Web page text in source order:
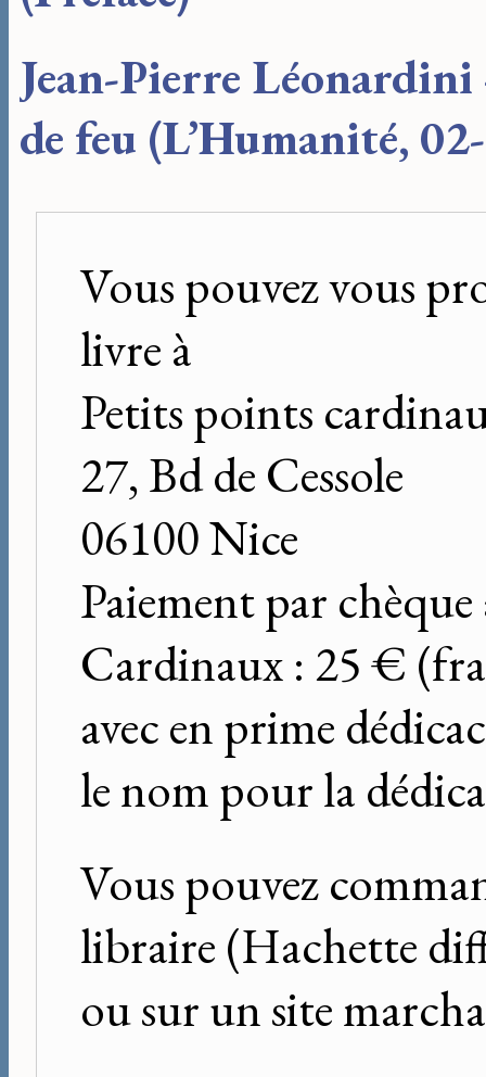
Jean-Pierre
de feu (L’Humanité,
Vous pouvez vous
livre à
Petits points
27, Bd de Cessole
06100 Nice
Paiement par
Cardinaux : 25 €
avec en prime
le nom pour la
Vous pouvez
libraire (Hachette
ou sur un site